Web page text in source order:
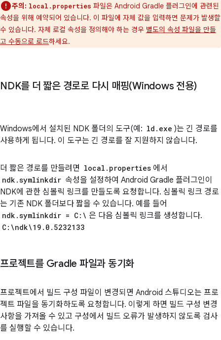
주의: local.properties 파일은 Android Gradle 플러그인에 관련된
속성을 위해 예약되어 있습니다. 이 파일에 자체 값을 입력하면 문제가 발생할
수 있습니다. 자체 로컬 속성을 정의해야 하는 경우 별도의 속성 파일을 만들
고 수동으로 로드하세요.
NDK를 더 짧은 경로로 다시 매핑(Windows 전용)
Windows에서 설치된 NDK 폴더의 도구(예: ld.exe )는 긴 경로를
사용하게 됩니다. 이 도구는 긴 경로를 잘 지원하지 않습니다.
더 짧은 경로를 만들려면 local.properties 에서
ndk.symlinkdir 속성을 설정하여 Android Gradle 플러그인이
NDK에 관한 심볼릭 링크를 만들도록 요청합니다. 심볼릭 링크 경로
는 기존 NDK 폴더보다 짧을 수 있습니다. 예를 들어
ndk.symlinkdir = C:\ 은 다음 심볼릭 링크를 생성합니다.
C:\ndk\19.0.5232133
프로젝트를 Gradle 파일과 동기화
프로젝트에서 빌드 구성 파일이 변경되면 Android 스튜디오는 프로
젝트 파일을 동기화하도록 요청합니다. 이렇게 하면 빌드 구성 변경
사항을 가져올 수 있고 구성에서 빌드 오류가 발생하지 않도록 검사
를 실행할 수 있습니다.